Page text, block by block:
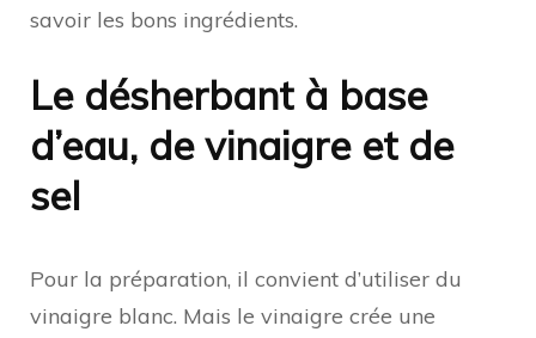
savoir les bons ingrédients.
Le désherbant à base
d’eau, de vinaigre et de
sel
Pour la préparation, il convient d’utiliser du
vinaigre blanc. Mais le vinaigre crée une